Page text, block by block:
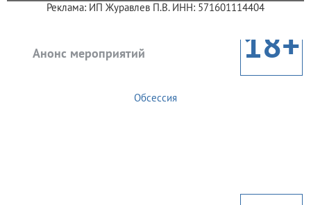
Реклама: ИП Журавлев П.В. ИНН: 571601114404
Анонс мероприятий 18+
Обсессия